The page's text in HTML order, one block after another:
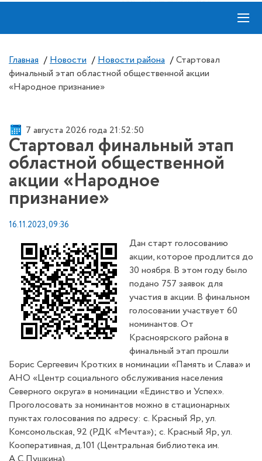
≡
Главная / Новости / Новости района / Стартовал
финальный этап областной общественной акции
«Народное признание»
7 августа 2026 года 21:52:50
Стартовал финальный этап
областной общественной
акции «Народное
признание»
16.11.2023, 09:36
Дан старт голосованию
акции, которое продлится до
30 ноября. В этом году было
подано 757 заявок для
участия в акции. В финальном
голосовании участвует 60
номинантов. От
Красноярского района в
финальный этап прошли
Борис Сергеевич Кротких в номинации «Память и Слава» и
АНО «Центр социального обслуживания населения
Северного округа» в номинации «Единство и Успех».
Проголосовать за номинантов можно в стационарных
пунктах голосования по адресу: с. Красный Яр, ул.
Комсомольская, 92 (РДК «Мечта»); с. Красный Яр, ул.
Кооперативная, д.101 (Центральная библиотека им.